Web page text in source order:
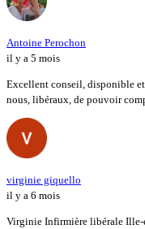
Antoine Perochon
il y a 5 mois
Excellent conseil, disponible
nous, libéraux, de pouvoir
virginie giquello
il y a 6 mois
Virginie Infirmière libérale